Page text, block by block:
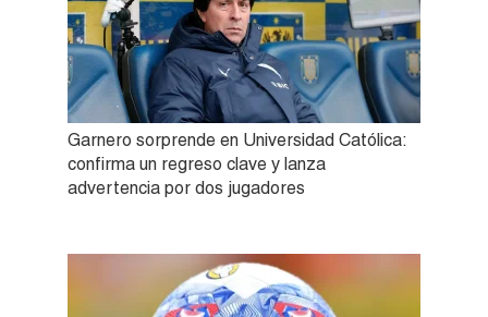
Garnero sorprende en Universidad Católica:
confirma un regreso clave y lanza
advertencia por dos jugadores